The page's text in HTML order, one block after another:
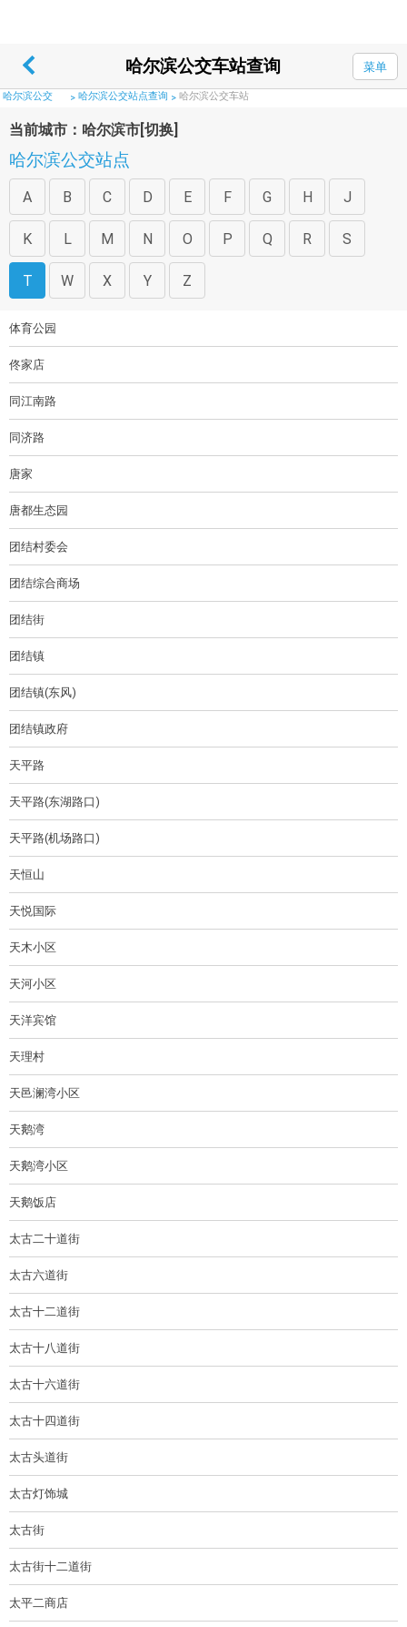
哈尔滨公交车站查询 菜单
哈尔滨公交 >哈尔滨公交站点查询 >哈尔滨公交车站
当前城市：哈尔滨市[切换]
哈尔滨公交站点
A B C D E F G H J
K L M N O P Q R S
T W X Y Z
体育公园
佟家店
同江南路
同济路
唐家
唐都生态园
团结村委会
团结综合商场
团结街
团结镇
团结镇(东风)
团结镇政府
天平路
天平路(东湖路口)
天平路(机场路口)
天恒山
天悦国际
天木小区
天河小区
天洋宾馆
天理村
天邑澜湾小区
天鹅湾
天鹅湾小区
天鹅饭店
太古二十道街
太古六道街
太古十二道街
太古十八道街
太古十六道街
太古十四道街
太古头道街
太古灯饰城
太古街
太古街十二道街
太平二商店